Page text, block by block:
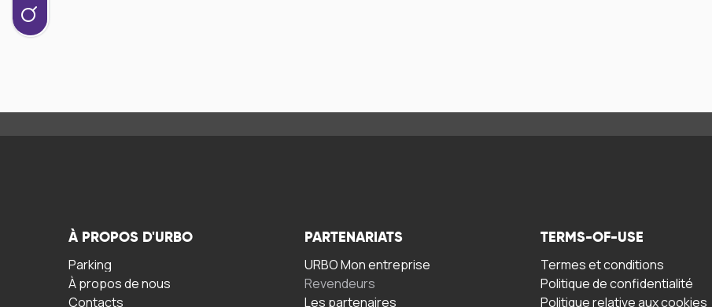
À PROPOS D'URBO
Parking
À propos de nous
Contacts
PARTENARIATS
URBO Mon entreprise
Revendeurs
Les partenaires
TERMS-OF-USE
Termes et conditions
Politique de confidentialité
Politique relative aux cookies